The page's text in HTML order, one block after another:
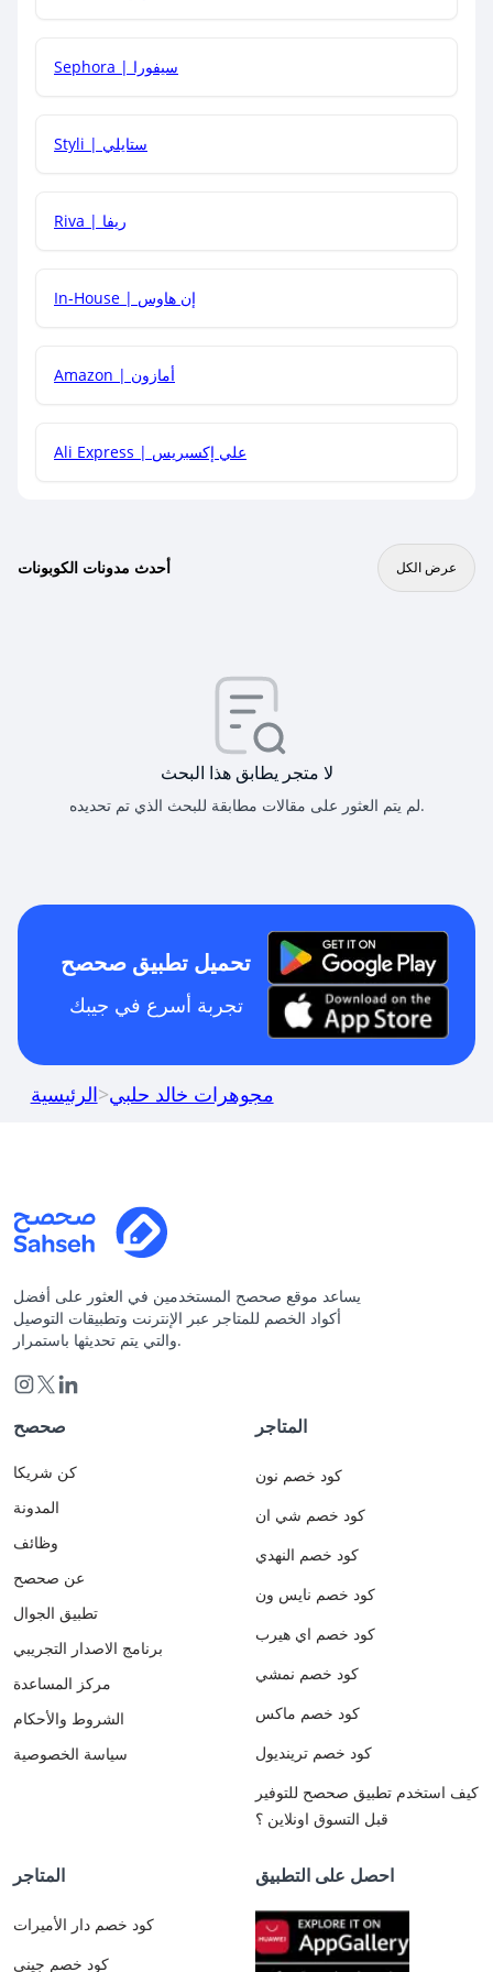
هل يمكنني جمع كود خصم مع العروض الأخرى؟
Sephora | سيفورا
Styli | ستايلي
Riva | ريفا
In-House | إن هاوس
Amazon | أمازون
Ali Express | علي إكسبريس
أحدث مدونات الكوبونات عرض الكل
لا متجر يطابق هذا البحث
لم يتم العثور على مقالات مطابقة للبحث الذي تم تحديده.
تحميل تطبيق صحصح
تجربة أسرع في جيبك
الرئيسية>مجوهرات خالد حلبي
يساعد موقع صحصح المستخدمين في العثور على أفضل
أكواد الخصم للمتاجر عبر الإنترنت وتطبيقات التوصيل
والتي يتم تحديثها باستمرار.
صحصح
كن شريكا
المدونة
وظائف
عن صحصح
تطبيق الجوال
برنامج الاصدار التجريبي
مركز المساعدة
الشروط والأحكام
سياسة الخصوصية
المتاجر
كود خصم نون
كود خصم شي ان
كود خصم النهدي
كود خصم نايس ون
كود خصم اي هيرب
كود خصم نمشي
كود خصم ماكس
كود خصم ترينديول
كيف استخدم تطبيق صحصح للتوفير
قبل التسوق اونلاين ؟
المتاجر
كود خصم دار الأميرات
كود خصم جيني
احصل على التطبيق